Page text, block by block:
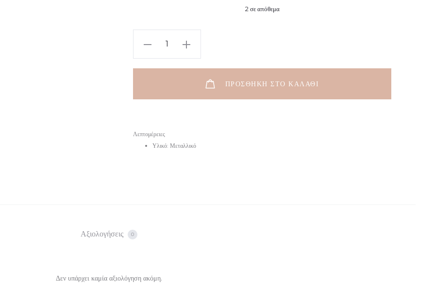
Λεπτομέρειες
Υλικό: Μεταλλικό
2 σε απόθεμα
ΠΡΟΣΘΉΚΗ ΣΤΟ ΚΑΛΆΘΙ
Αξιολογήσεις 0
Δεν υπάρχει καμία αξιολόγηση ακόμη.